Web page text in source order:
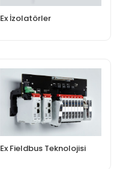
Ex İzolatörler
Ex Fieldbus Teknolojisi